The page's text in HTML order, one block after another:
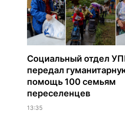
Социальный отдел
передал
помощь 100 семьям
переселенцев
13:35